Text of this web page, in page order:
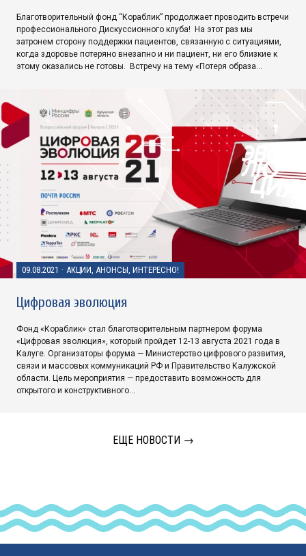
Благотворительный фонд “Кораблик” продолжает проводить встречи
профессионального Дискуссионного клуба! На этот раз мы
затронем сторону поддержки пациентов, связанную с ситуациями,
когда здоровье потеряно внезапно и ни пациент, ни его близкие к
этому оказались не готовы. Встречу на тему «Потеря образа…
09.08.2021 · АКЦИИ, АНОНСЫ, ИНТЕРЕСНО!
Цифровая эволюция
Фонд «Кораблик» стал благотворительным партнером форума
«Цифровая эволюция», который пройдет 12-13 августа 2021 года в
Калуге. Организаторы форума — Министерство цифрового развития,
связи и массовых коммуникаций РФ и Правительство Калужской
области. Цель мероприятия — предоставить возможность для
открытого и конструктивного…
ЕЩЕ НОВОСТИ →